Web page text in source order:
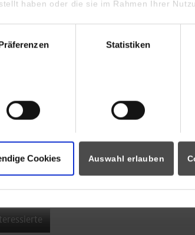
haben oder die sie im Rahmen Ihrer
Statistiken
Cookies Auswahl erlauben
Event